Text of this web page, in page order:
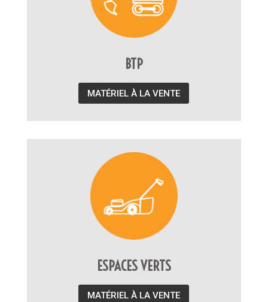
BTP
MATÉRIEL À LA VENTE
ESPACES VERTS
MATÉRIEL À LA VENTE